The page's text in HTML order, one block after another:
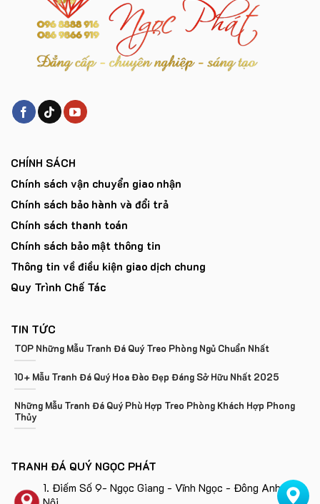
CHÍNH SÁCH
Chính sách vận chuyển giao nhận
Chính sách bảo hành và đổi trả
Chính sách thanh toán
Chính sách bảo mật thông tin
Thông tin về điều kiện giao dịch chung
Quy Trình Chế Tác
TIN TỨC
TOP Những Mẫu Tranh Đá Quý Treo Phòng Ngủ Chuẩn Nhất
10+ Mẫu Tranh Đá Quý Hoa Đào Đẹp Đáng Sở Hữu Nhất 2025
Những Mẫu Tranh Đá Quý Phù Hợp Treo Phòng Khách Hợp Phong
Thủy
TRANH ĐÁ QUÝ NGỌC PHÁT
1. Điếm Số 9- Ngọc Giang - Vĩnh Ngọc - Đông Anh - Hà